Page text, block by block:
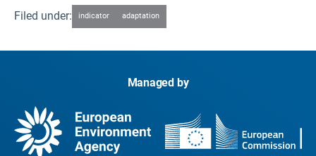
Filed under: indicator adaptation
Managed by